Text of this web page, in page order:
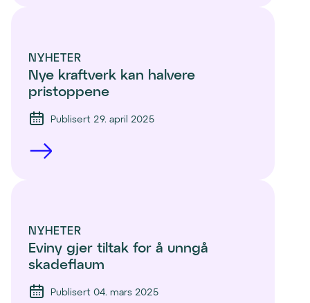
NYHETER
Nye kraftverk kan halvere
pristoppene
Publisert 29. april 2025
NYHETER
Eviny gjer tiltak for å unngå
skadeflaum
Publisert 04. mars 2025